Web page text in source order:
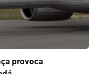
provoca